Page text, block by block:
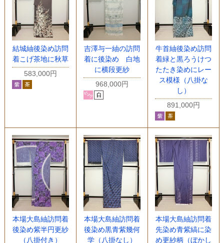
結城紬後染め訪問
着こげ茶地に秋草
583,000円
吉澤与一紬の訪問
着に後染め 白地
に横段更紗
968,000円
牛首紬後染め訪問
着緑と黒ろうけつ
たたき染めにレー
ス模様（八掛な
し）
891,000円
本場大島紬訪問着
後染め紫半円更紗
（八掛付き）
本場大島紬訪問着
後染め黒青紫幾何
学（八掛なし）
本場大島紬訪問着
先染め青紫縞に染
め更紗柄（ぼかし